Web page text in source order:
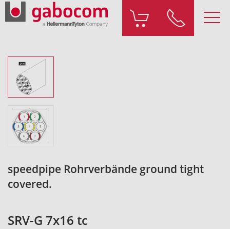
speedpipe Rohrverbände ground tight
covered.
SRV-G 7x16 tc